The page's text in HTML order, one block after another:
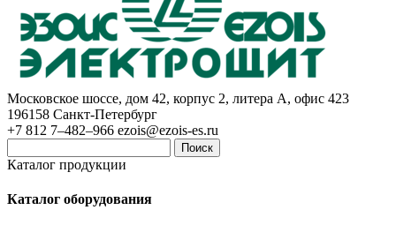
Московское шоссе, дом 42, корпус 2, литера А, офис 423
196158 Санкт-Петербург
+7 812 7–482–966 ezois@ezois-es.ru
Поиск
Каталог продукции
Каталог оборудования